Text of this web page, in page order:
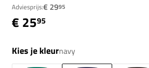
Adviesprijs:€ 2995
€ 2595
Kies je kleurnavy